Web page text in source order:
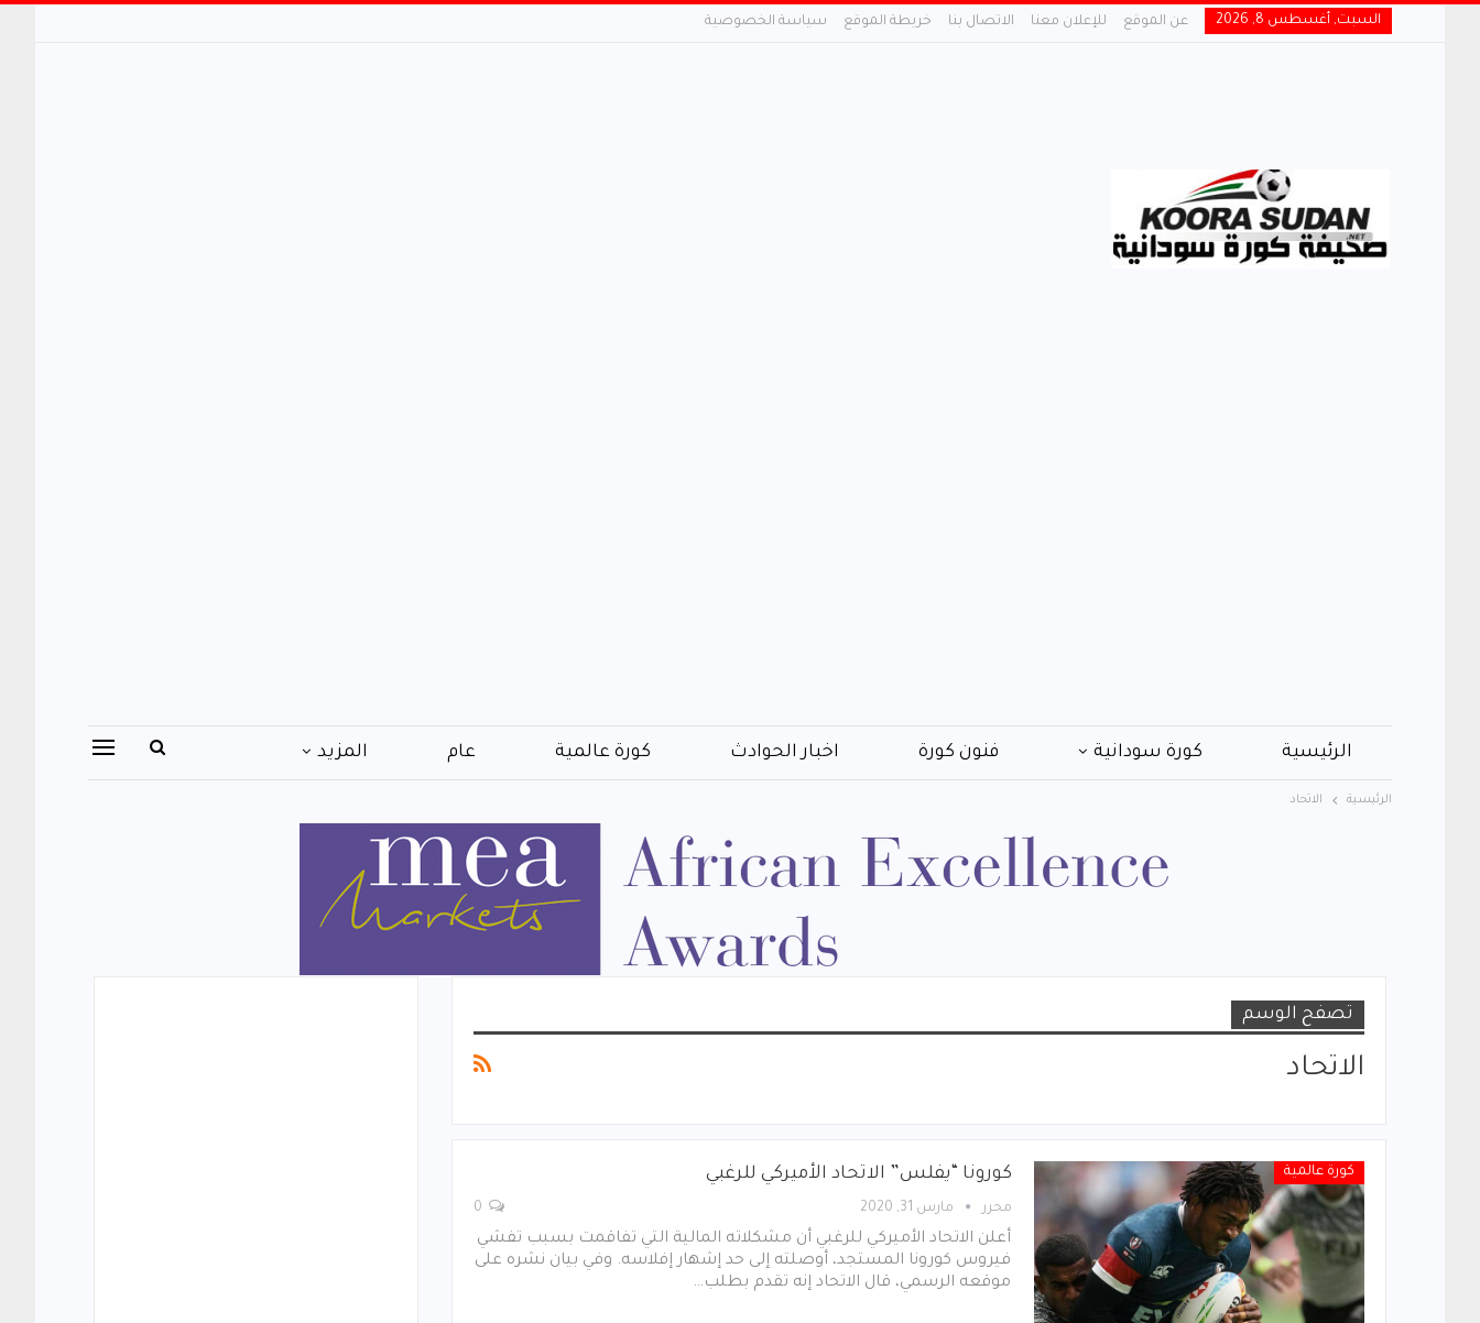
السبت, أغسطس 8, 2026 عن الموقع للإعلان معنا الاتصال بنا خريطة الموقع سياسة الخصوصية
الرئيسية كورة سودانية فنون كورة اخبار الحوادث كورة عالمية عام المزيد
الرئيسية الاتحاد
تصفح الوسم
الاتحاد
كورة عالمية كورونا “يفلس” الاتحاد الأميركي للرغبي
محرر مارس 31, 2020
أعلن الاتحاد الأميركي للرغبي أن مشكلاته المالية التي تفاقمت بسبب تفشي
فيروس كورونا المستجد، أوصلته إلى حد إشهار إفلاسه. وفي بيان نشره على
موقعه الرسمي، قال الاتحاد إنه تقدم بطلب…